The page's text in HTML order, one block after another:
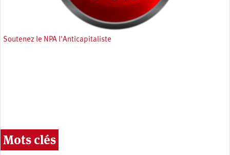
Soutenez le NPA l'Anticapitaliste
Mots clés